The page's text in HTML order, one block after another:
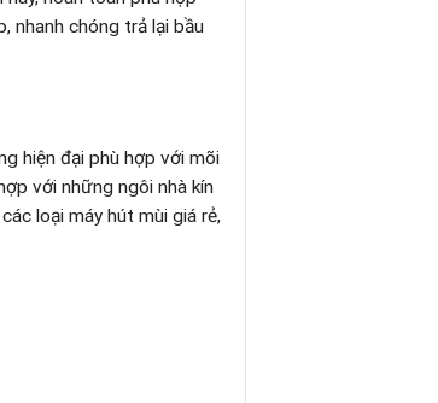
nhanh chóng trả lại bầu
hiện đại phù hợp với mõi
với những ngôi nhà kín
loại máy hút mùi giá rẻ,